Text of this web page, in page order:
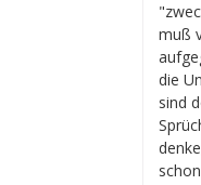
muß
die
sind